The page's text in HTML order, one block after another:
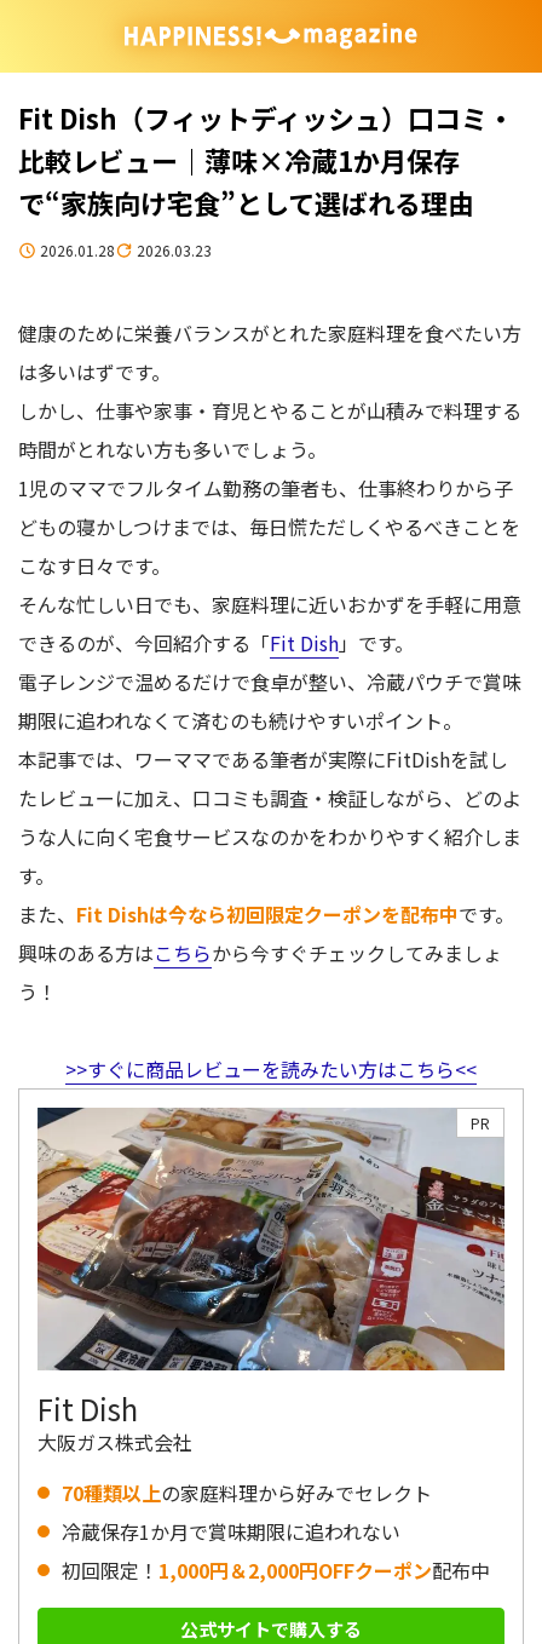
Fit Dish（フィットディッシュ）口コミ・
比較レビュー｜薄味×冷蔵1か月保存
で“家族向け宅食”として選ばれる理由
2026.01.28 2026.03.23
健康のために栄養バランスがとれた家庭料理を食べたい方
は多いはずです。
しかし、仕事や家事・育児とやることが山積みで料理する
時間がとれない方も多いでしょう。
1児のママでフルタイム勤務の筆者も、仕事終わりから子
どもの寝かしつけまでは、毎日慌ただしくやるべきことを
こなす日々です。
そんな忙しい日でも、家庭料理に近いおかずを手軽に用意
できるのが、今回紹介する「Fit Dish」です。
電子レンジで温めるだけで食卓が整い、冷蔵パウチで賞味
期限に追われなくて済むのも続けやすいポイント。
本記事では、ワーママである筆者が実際にFitDishを試し
たレビューに加え、口コミも調査・検証しながら、どのよ
うな人に向く宅食サービスなのかをわかりやすく紹介しま
す。
また、 Fit Dishは今なら初回限定クーポンを配布中です。
興味のある方はこちらから今すぐチェックしてみましょ
う！
>>すぐに商品レビューを読みたい方はこちら<<
Fit Dish
大阪ガス株式会社
70種類以上の家庭料理から好みでセレクト
冷蔵保存1か月で賞味期限に追われない
初回限定！ 1,000円＆2,000円OFFクーポン配布中
公式サイトで購入する
PR